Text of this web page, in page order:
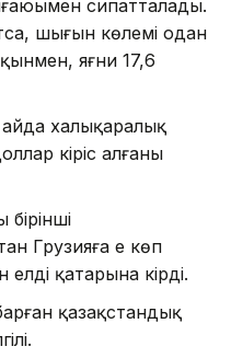
сипатталады.
шығын көлемі одан
яғни 17,6
айда халықаралық
кіріс алғаны
Грузияға ең көп
қатарына кірді.
қазақстандық